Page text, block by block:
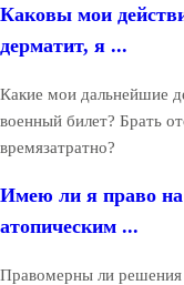
Каковы мои
дерматит, я ...
Какие мои дальнейшие
военный билет? Брать
времязатратно?
Имею ли я право на
атопическим ...
Правомерны ли решения